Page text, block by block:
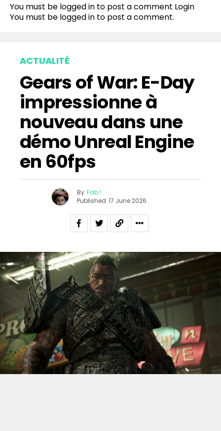
You must be logged in to post a comment Login
You must be logged in to post a comment.
ACTUALITÉ
Gears of War: E-Day
impressionne à
nouveau dans une
démo Unreal Engine
en 60fps
By Fab !
Published 17 June 2026